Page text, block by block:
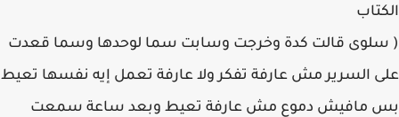
الكتاب
( سلوى قالت كدة وخرجت وسابت سما لوحدها وسما قعدت
على السرير مش عارفة تفكر ولا عارفة تعمل إيه نفسها تعيط
بس مافيش دموع مش عارفة تعيط وبعد ساعة سمعت